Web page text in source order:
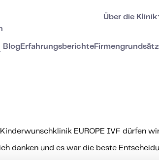
Über die Klinik
Blog Erfahrungsberichte
EUROPE IVF dürfen
danken und es war die beste